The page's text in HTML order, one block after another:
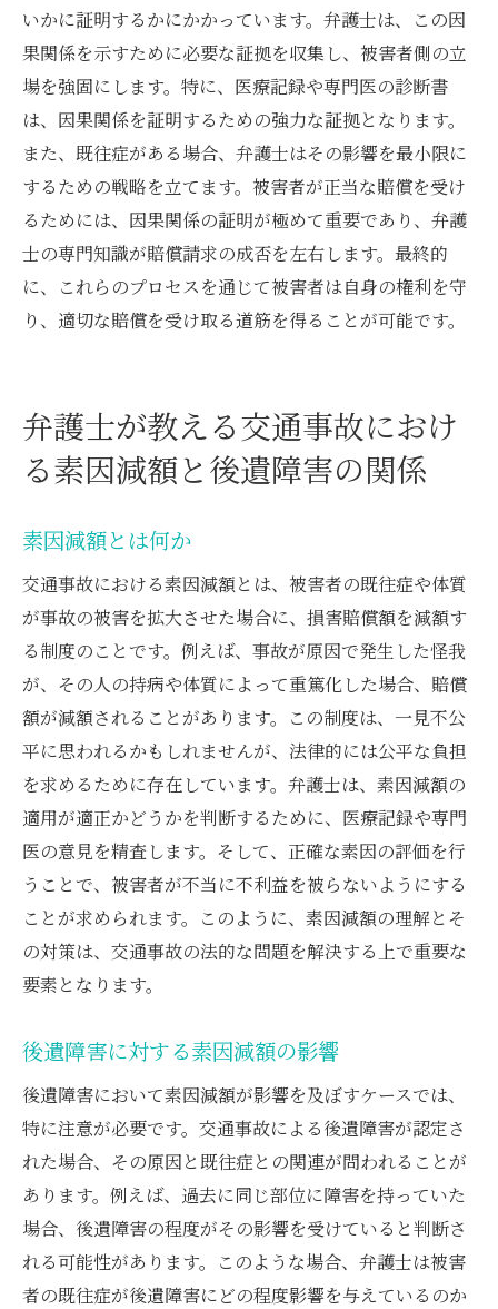
いかに証明するかにかかっています。弁護士は、この因
果関係を示すために必要な証拠を収集し、被害者側の立
場を強固にします。特に、医療記録や専門医の診断書
は、因果関係を証明するための強力な証拠となります。
また、既往症がある場合、弁護士はその影響を最小限に
するための戦略を立てます。被害者が正当な賠償を受け
るためには、因果関係の証明が極めて重要であり、弁護
士の専門知識が賠償請求の成否を左右します。最終的
に、これらのプロセスを通じて被害者は自身の権利を守
り、適切な賠償を受け取る道筋を得ることが可能です。
弁護士が教える交通事故におけ
る素因減額と後遺障害の関係
素因減額とは何か
交通事故における素因減額とは、被害者の既往症や体質
が事故の被害を拡大させた場合に、損害賠償額を減額す
る制度のことです。例えば、事故が原因で発生した怪我
が、その人の持病や体質によって重篤化した場合、賠償
額が減額されることがあります。この制度は、一見不公
平に思われるかもしれませんが、法律的には公平な負担
を求めるために存在しています。弁護士は、素因減額の
適用が適正かどうかを判断するために、医療記録や専門
医の意見を精査します。そして、正確な素因の評価を行
うことで、被害者が不当に不利益を被らないようにする
ことが求められます。このように、素因減額の理解とそ
の対策は、交通事故の法的な問題を解決する上で重要な
要素となります。
後遺障害に対する素因減額の影響
後遺障害において素因減額が影響を及ぼすケースでは、
特に注意が必要です。交通事故による後遺障害が認定さ
れた場合、その原因と既往症との関連が問われることが
あります。例えば、過去に同じ部位に障害を持っていた
場合、後遺障害の程度がその影響を受けていると判断さ
れる可能性があります。このような場合、弁護士は被害
者の既往症が後遺障害にどの程度影響を与えているのか